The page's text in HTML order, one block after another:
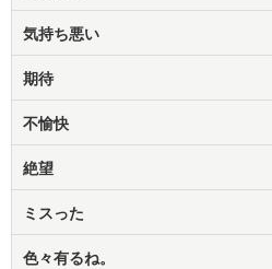
気持ち悪い
期待
不愉快
絶望
ミスった
色々有るね。